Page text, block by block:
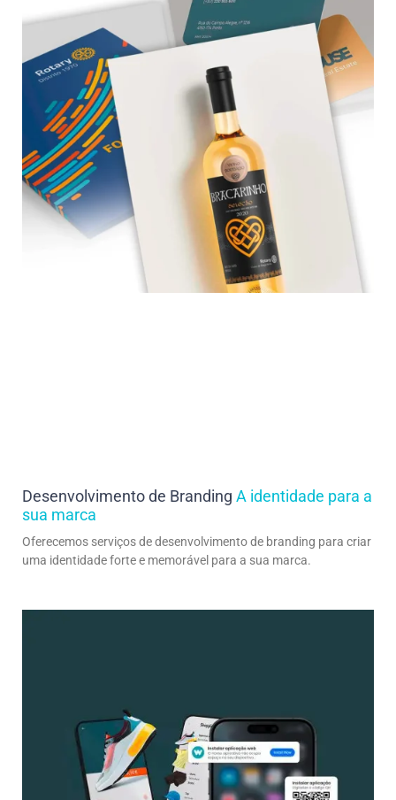
Desenvolvimento de Branding A identidade para a
sua marca
Oferecemos serviços de desenvolvimento de branding para criar
uma identidade forte e memorável para a sua marca.